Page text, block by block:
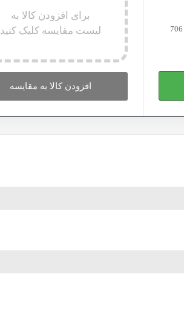
برای افزودن کالا به
لیست مقایسه کلیک کنید
افزودن کالا به مقایسه